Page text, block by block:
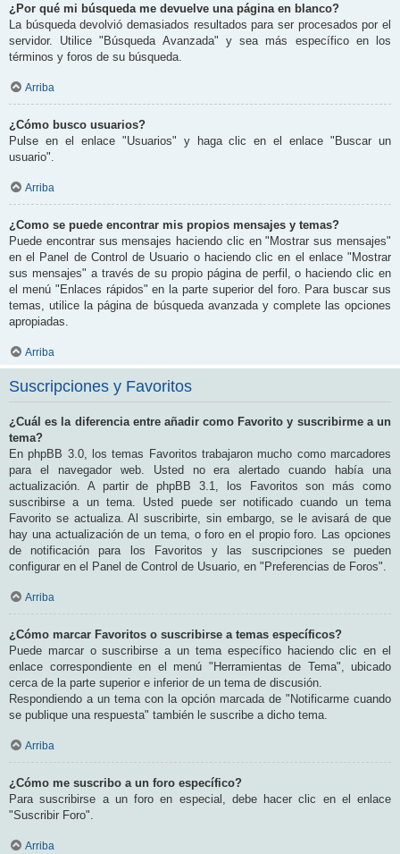
¿Por qué mi búsqueda me devuelve una página en blanco?
La búsqueda devolvió demasiados resultados para ser procesados por el
servidor. Utilice "Búsqueda Avanzada" y sea más específico en los
términos y foros de su búsqueda.
Arriba
¿Cómo busco usuarios?
Pulse en el enlace "Usuarios" y haga clic en el enlace "Buscar un
usuario".
Arriba
¿Como se puede encontrar mis propios mensajes y temas?
Puede encontrar sus mensajes haciendo clic en "Mostrar sus mensajes"
en el Panel de Control de Usuario o haciendo clic en el enlace "Mostrar
sus mensajes" a través de su propio página de perfil, o haciendo clic en
el menú "Enlaces rápidos" en la parte superior del foro. Para buscar sus
temas, utilice la página de búsqueda avanzada y complete las opciones
apropiadas.
Arriba
Suscripciones y Favoritos
¿Cuál es la diferencia entre añadir como Favorito y suscribirme a un
tema?
En phpBB 3.0, los temas Favoritos trabajaron mucho como marcadores
para el navegador web. Usted no era alertado cuando había una
actualización. A partir de phpBB 3.1, los Favoritos son más como
suscribirse a un tema. Usted puede ser notificado cuando un tema
Favorito se actualiza. Al suscribirte, sin embargo, se le avisará de que
hay una actualización de un tema, o foro en el propio foro. Las opciones
de notificación para los Favoritos y las suscripciones se pueden
configurar en el Panel de Control de Usuario, en "Preferencias de Foros".
Arriba
¿Cómo marcar Favoritos o suscribirse a temas específicos?
Puede marcar o suscribirse a un tema específico haciendo clic en el
enlace correspondiente en el menú "Herramientas de Tema", ubicado
cerca de la parte superior e inferior de un tema de discusión.
Respondiendo a un tema con la opción marcada de "Notificarme cuando
se publique una respuesta" también le suscribe a dicho tema.
Arriba
¿Cómo me suscribo a un foro específico?
Para suscribirse a un foro en especial, debe hacer clic en el enlace
"Suscribir Foro".
Arriba